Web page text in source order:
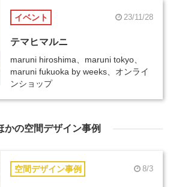
イベント 23/11/28
テマヒマルニ
maruni hiroshima、maruni tokyo、
maruni fukuoka by weeks、オンライ
ンショップ
かの空間デザイン事例
空間デザイン事例 8/3